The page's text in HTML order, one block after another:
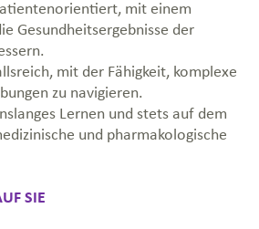
mit einem
Gesundheitsergebnisse der
mit der Fähigkeit, komplexe
zu navigieren.
Lernen und stets auf dem
und pharmakologische
SIE